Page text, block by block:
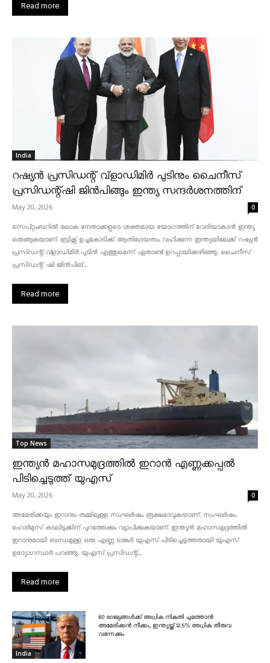
Read more
India
റഷ്യൻ പ്രസിഡന്റ് വ്‌ളാഡിമിർ പുടിനും ചൈനീസ്
പ്രസിഡന്റ്ഷി ജിൻപിങ്ങും ഇന്ത്യ സന്ദർശനത്തിന്
May 20, 2026 0
സെപ്റ്റംബറിൽ ലോക നേതാക്കളുടെ ശക്തമായ യോഗത്തിന് വേദിയാകാൻ ഇന്ത്യ
ഒരുങ്ങുകയാണ്. ബ്രിക്സ് ഉച്ചകോടിക്ക് ആതിഥേയത്വം വഹിക്കുന്ന ഇന്ത്യയിലേക്ക് റഷ്യൻ
പ്രസിഡന്റ് വ്‌ളാഡിമിർ പുടിൻ എത്തുമെന്ന് ഏതാണ്ട് ഉറപ്പായിക്കഴിഞ്ഞു. ചൈനീസ്
പ്രസിഡന്റ് ഷി ജിൻപിങ്...
Read more
Top News
ഇന്ത്യൻ മഹാസമുദ്രത്തിൽ ഇറാൻ എണ്ണക്കപ്പൽ
പിടിച്ചെടുത്ത് യുഎസ്
May 20, 2026 0
അമേരിക്കയും ഇറാനും തമ്മിലുള്ള സംഘർഷം രൂക്ഷമാവുകയാണ്. സംഘർഷം
ഹോർമുസ് കടലിടുക്കിന് പുറത്തേക്കും വ്യാപിക്കുകയാണ്. ഇന്ത്യൻ മഹാസമുദ്രത്തിൽ
ഇറാനുമായി ബന്ധമുള്ള ഒരു എണ്ണ ടാങ്കർ യുഎസ് പിടിച്ചെടുത്തതായി യുഎസ്
ഉദ്യോഗസ്ഥർ പറഞ്ഞു. യുഎസ് പ്രസിഡന്റ്...
Read more
India
60 രാജ്യങ്ങൾക്ക് അധിക നികുതി ചുമത്താൻ
അമേരിക്കൻ നീക്കം, ഇന്ത്യയ്ക്ക് 12.5% അധിക തീരുവ
വന്നേക്കും